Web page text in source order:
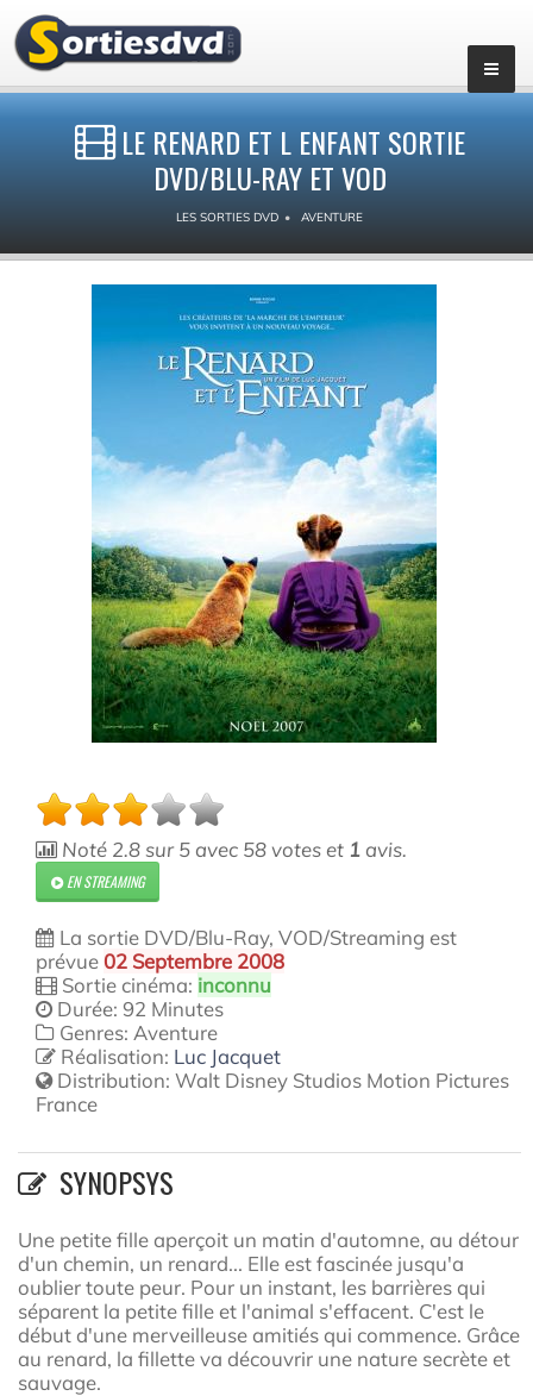
LE RENARD ET L ENFANT SORTIE
DVD/BLU-RAY ET VOD
LES SORTIES DVD AVENTURE
Noté 2.8sur5 avec 58votes et 1 avis.
EN STREAMING
La sortie DVD/Blu-Ray, VOD/Streaming est
prévue02 Septembre 2008
Sortie cinéma: inconnu
Durée: 92 Minutes
Genres: Aventure
Réalisation: Luc Jacquet
Distribution: Walt Disney Studios Motion Pictures
France
SYNOPSYS
Une petite fille aperçoit un matin d'automne, au détour
d'un chemin, un renard... Elle est fascinée jusqu'a
oublier toute peur. Pour un instant, les barrières qui
séparent la petite fille et l'animal s'effacent. C'est le
début d'une merveilleuse amitiés qui commence. Grâce
au renard, la fillette va découvrir une nature secrète et
sauvage.